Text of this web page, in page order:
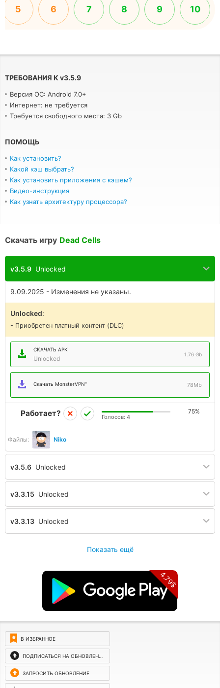
5 6 7 8 9 10
ТРЕБОВАНИЯ К v3.5.9
Версия ОС: Android 7.0+
Интернет: не требуется
Требуется свободного места: 3 Gb
ПОМОЩЬ
Как установить?
Какой кэш выбрать?
Как установить приложения с кэшем?
Видео-инструкция
Как узнать архитектуру процессора?
Скачать игру Dead Cells
v3.5.9 Unlocked
9.09.2025 - Изменения не указаны.
Unlocked:
- Приобретен платный контент (DLC)
СКАЧАТЬ APK
Unlocked
1.76 Gb
Скачать MonsterVPN" 78Mb
Файлы: Niko
Работает? 75%
Голосов: 4
v3.5.6 Unlocked
v3.3.15 Unlocked
v3.3.13 Unlocked
Показать ещё
4.79$
В ИЗБРАННОЕ
ПОДПИСАТЬСЯ НА ОБНОВЛЕНИЯ
ЗАПРОСИТЬ ОБНОВЛЕНИЕ